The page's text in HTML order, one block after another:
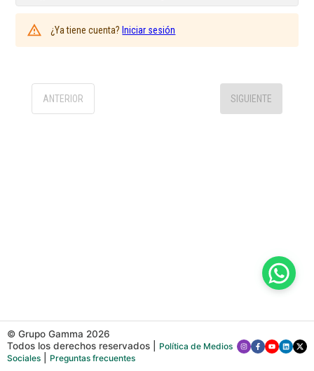
¿Ya tiene cuenta? Iniciar sesión
ANTERIOR SIGUIENTE
© Grupo Gamma 2026
Todos los derechos reservados
Política de Medios
Sociales
Preguntas frecuentes